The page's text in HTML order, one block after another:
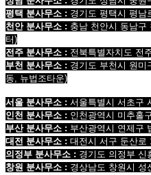
평택 분사무소 : 경기도 평택시 평남
천안 분사무소 : 충남 천안시 동남구
터)
전주 분사무소 : 전북특별자치도 전
부천 분사무소 : 경기도 부천시 원미
동, 뉴법조타운)
서울 분사무소 : 서울특별시 서초구
인천 분사무소 : 인천광역시 미추홀
부산 분사무소 : 부산광역시 연제구
대전 분사무소 : 대전시 서구 둔산로
의정부 분사무소 : 경기도 의정부 신
창원 분사무소 : 경상남도 창원시 성